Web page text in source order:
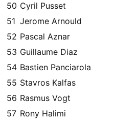
50 Cyril Pusset
51 Jerome Arnould
52 Pascal Aznar
53 Guillaume Diaz
54 Bastien Panciarola
55 Stavros Kalfas
56 Rasmus Vogt
57 Rony Halimi